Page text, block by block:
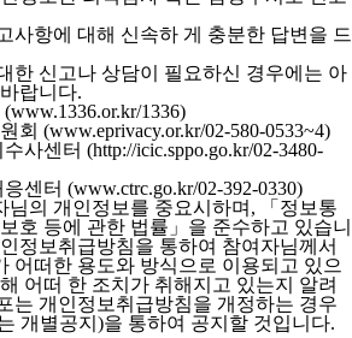
사항에 대해 신속하 게 충분한 답변을 드
한 신고나 상담이 필요하신 경우에는 아
랍니다.
1336)
회 (www.eprivacy.or.kr/02-580-0533~4)
사센터 (http://icic.sppo.go.kr/02-3480-
센터 (www.ctrc.go.kr/02-392-0330)
님의 개인정보를 중요시하며, 「정보통
호 등에 관한 법률」을 준수하고 있습니
정보취급방침을 통하여 참여자님께서
어떠한 용도와 방식으로 이용되고 있으
어떠 한 조치가 취해지고 있는지 알려
는 개인정보취급방침을 개정하는 경우
개별공지)을 통하여 공지할 것입니다.